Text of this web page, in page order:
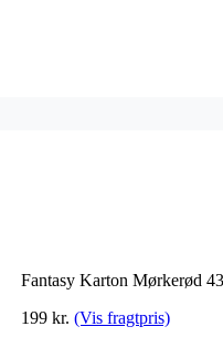
Fantasy Karton Mørkerød
199 kr. (Vis fragtpris)